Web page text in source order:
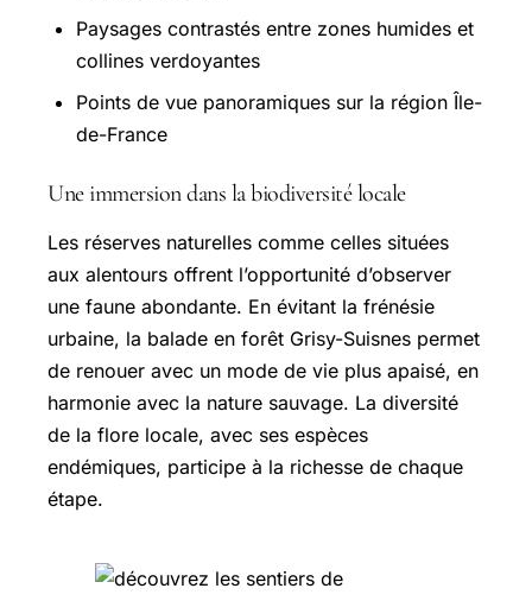
Paysages contrastés entre zones humides et
collines verdoyantes
Points de vue panoramiques sur la région Île-
de-France
Une immersion dans la biodiversité locale
Les réserves naturelles comme celles situées
aux alentours offrent l’opportunité d’observer
une faune abondante. En évitant la frénésie
urbaine, la balade en forêt Grisy-Suisnes permet
de renouer avec un mode de vie plus apaisé, en
harmonie avec la nature sauvage. La diversité
de la flore locale, avec ses espèces
endémiques, participe à la richesse de chaque
étape.